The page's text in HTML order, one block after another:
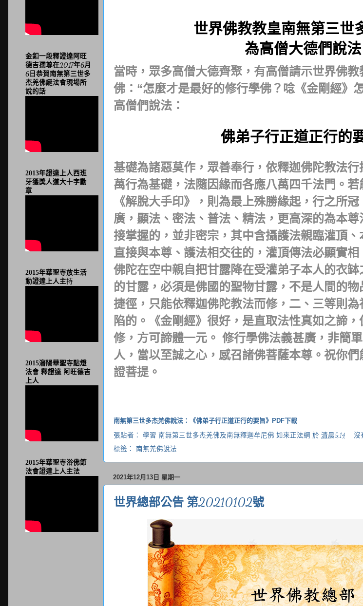
世界佛教教皇南無第三世
為高僧大德們說法
當時，眾多高僧大德齊聚，有高僧請示世界佛
佛： “怎麼才是最好的修行學佛？唸《金剛經》
高僧們說法：
佛弟子行正道正行的
基礎為諸惡莫作，眾善奉行，依釋迦佛陀教法
萬行為基礎，法隨因緣而各應八萬四千法門。若
《解脫大手印》，則為最上殊勝緣起，行之所
廣，顯法、密法、普法、精法，更高深的為本
接掌握的，並非密宗，其中含攝護法親臨灌頂
直接與本尊、護法相交往的，灌頂傳法必顯實
佛陀在空中親自把甘露降在受灌弟子本人的衣
的甘露，必須是佛國的聖物甘露，不是人間的
捷徑，只能依釋迦佛陀教法而修，二、三等則
陷的。《金剛經》很好，是直取法性真如之諦
修，方可諦體一元。 修行學佛法義甚廣，非簡
人，當以至誠之心，感召諸佛菩薩本尊。祝你
證菩提。
南無第三世多杰羌佛說法：《佛弟子行正道正行的要旨》PDF下載
張貼者： 學習 南無第三世多杰羌佛及南無釋迦牟尼佛 如來正法網 於 清晨5:14
沒
標籤： 南無羌佛說法
2021年12月13日 星期一
世界總部公告 第20210102號
金釦一段釋證達阿旺
德吉孺尊在2017年6月
6日恭賀南無第三世多
杰羌佛誕法會現場所
說的話
2013年證達上人西班
牙獲獎人道大十字勳
章
2015年華聖寺放生活
動證達上人主持
2015瀋陽華聖寺點燈
法會 釋證達 阿旺德吉
上人
2015年華聖寺浴佛節
法會證達上人主法